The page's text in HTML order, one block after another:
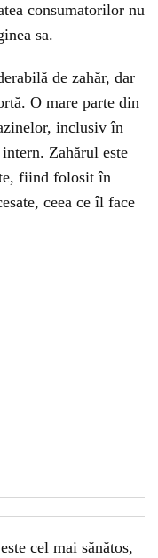
consumatorilor nu
sa.
de zahăr, dar
O mare parte din
inclusiv în
Zahărul este
fiind folosit în
ceea ce îl face
cel mai sănătos,